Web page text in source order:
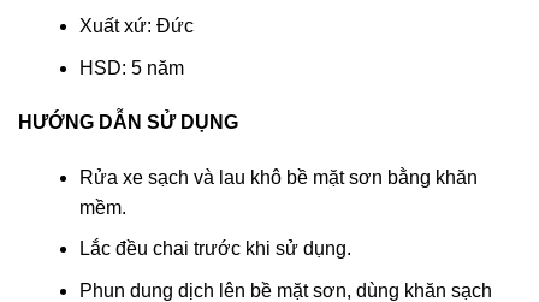
Xuất xứ: Đức
HSD: 5 năm
HƯỚNG DẪN SỬ DỤNG
Rửa xe sạch và lau khô bề mặt sơn bằng khăn
mềm.
Lắc đều chai trước khi sử dụng.
Phun dung dịch lên bề mặt sơn, dùng khăn sạch